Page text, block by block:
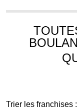
Trier les franchises :